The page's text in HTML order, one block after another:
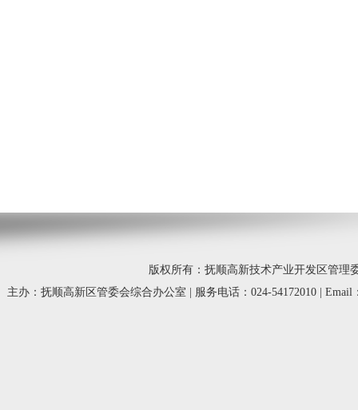
版权所有：抚顺高新技术产业开发区管理
主办：抚顺高新区管委会综合办公室 | 服务电话：024-54172010 | Email